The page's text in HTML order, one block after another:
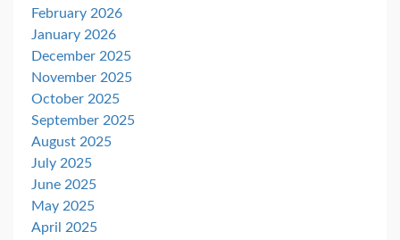
February 2026
January 2026
December 2025
November 2025
October 2025
September 2025
August 2025
July 2025
June 2025
May 2025
April 2025